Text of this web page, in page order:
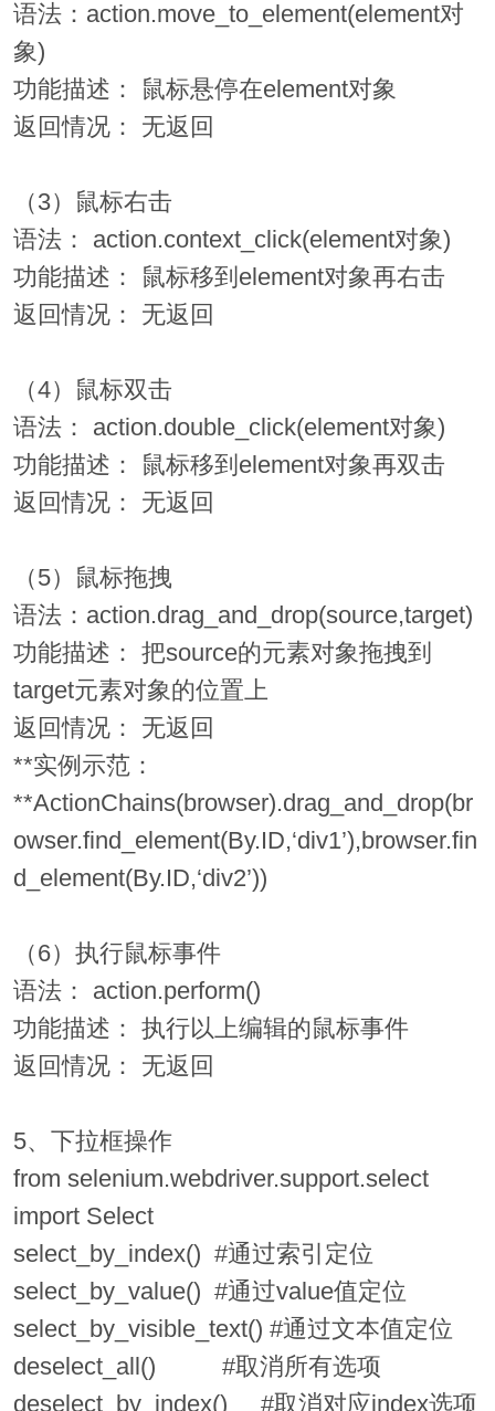
语法：action.move_to_element(element对
象)
功能描述： 鼠标悬停在element对象
返回情况： 无返回
（3）鼠标右击
语法： action.context_click(element对象)
功能描述： 鼠标移到element对象再右击
返回情况： 无返回
（4）鼠标双击
语法： action.double_click(element对象)
功能描述： 鼠标移到element对象再双击
返回情况： 无返回
（5）鼠标拖拽
语法：action.drag_and_drop(source,target)
功能描述： 把source的元素对象拖拽到
target元素对象的位置上
返回情况： 无返回
**实例示范：
**ActionChains(browser).drag_and_drop(br
owser.find_element(By.ID,‘div1’),browser.fin
d_element(By.ID,‘div2’))
（6）执行鼠标事件
语法： action.perform()
功能描述： 执行以上编辑的鼠标事件
返回情况： 无返回
5、下拉框操作
from selenium.webdriver.support.select
import Select
select_by_index() #通过索引定位
select_by_value() #通过value值定位
select_by_visible_text() #通过文本值定位
deselect_all() #取消所有选项
deselect_by_index() #取消对应index选项